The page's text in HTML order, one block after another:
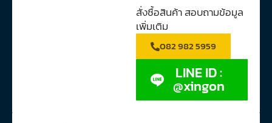
สั่งซื้อสินค้า สอบถามข้อมูล
เพิ่มเติม
082 982 5959
LINE ID :
@xingon